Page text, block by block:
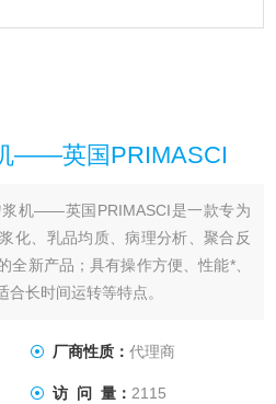
——英国PRIMASCI
机——英国PRIMASCI是一款专为
化、乳品均质、病理分析、聚合反
全新产品；具有操作方便、性能*、
长时间运转等特点。
厂商性质： 代理商
访 问 量： 2115